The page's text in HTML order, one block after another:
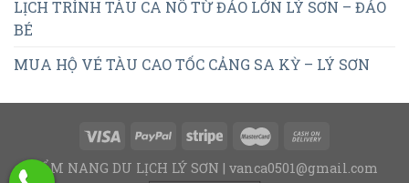
LỊCH TRÌNH TÀU CA NÔ TỪ ĐẢO LỚN LÝ SƠN – ĐẢO
BÉ
MUA HỘ VÉ TÀU CAO TỐC CẢNG SA KỲ – LÝ SƠN
CẨM NANG DU LỊCH LÝ SƠN | vanca0501@gmail.com